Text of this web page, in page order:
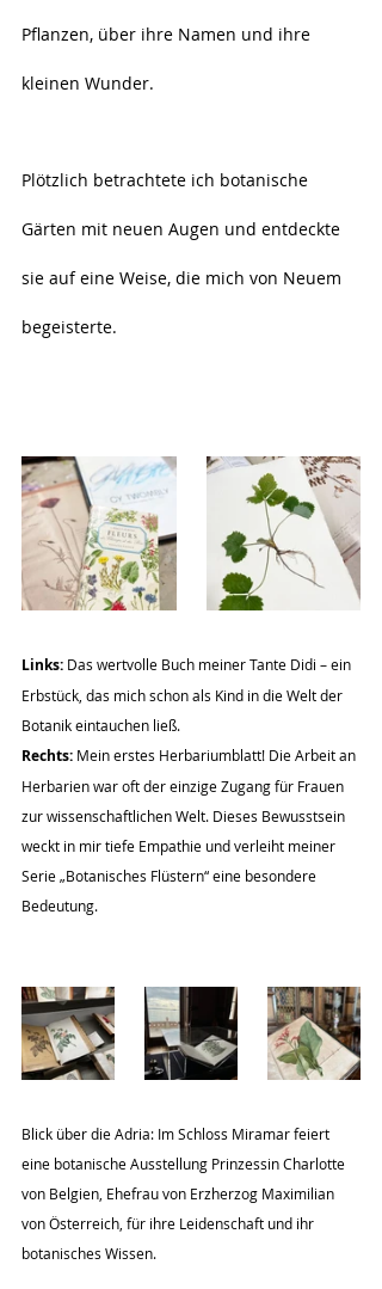
Pflanzen, über ihre Namen und ihre
kleinen Wunder.
Plötzlich betrachtete ich botanische
Gärten mit neuen Augen und entdeckte
sie auf eine Weise, die mich von Neuem
begeisterte.
Links: Das wertvolle Buch meiner Tante Didi – ein
Erbstück, das mich schon als Kind in die Welt der
Botanik eintauchen ließ.
Rechts: Mein erstes Herbariumblatt! Die Arbeit an
Herbarien war oft der einzige Zugang für Frauen
zur wissenschaftlichen Welt. Dieses Bewusstsein
weckt in mir tiefe Empathie und verleiht meiner
Serie „Botanisches Flüstern“ eine besondere
Bedeutung.
Blick über die Adria: Im Schloss Miramar feiert
eine botanische Ausstellung Prinzessin Charlotte
von Belgien, Ehefrau von Erzherzog Maximilian
von Österreich, für ihre Leidenschaft und ihr
botanisches Wissen.